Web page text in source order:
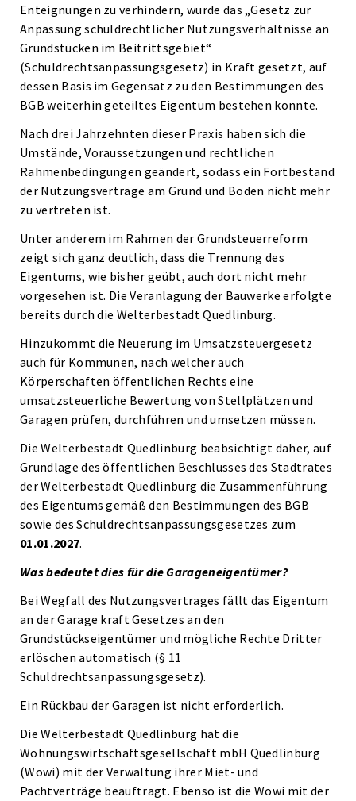
Enteignungen zu verhindern, wurde das „Gesetz zur
Anpassung schuldrechtlicher Nutzungsverhältnisse an
Grundstücken im Beitrittsgebiet“
(Schuldrechtsanpassungsgesetz) in Kraft gesetzt, auf
dessen Basis im Gegensatz zu den Bestimmungen des
BGB weiterhin geteiltes Eigentum bestehen konnte.
Nach drei Jahrzehnten dieser Praxis haben sich die
Umstände, Voraussetzungen und rechtlichen
Rahmenbedingungen geändert, sodass ein Fortbestand
der Nutzungsverträge am Grund und Boden nicht mehr
zu vertreten ist.
Unter anderem im Rahmen der Grundsteuerreform
zeigt sich ganz deutlich, dass die Trennung des
Eigentums, wie bisher geübt, auch dort nicht mehr
vorgesehen ist. Die Veranlagung der Bauwerke erfolgte
bereits durch die Welterbestadt Quedlinburg.
Hinzukommt die Neuerung im Umsatzsteuergesetz
auch für Kommunen, nach welcher auch
Körperschaften öffentlichen Rechts eine
umsatzsteuerliche Bewertung von Stellplätzen und
Garagen prüfen, durchführen und umsetzen müssen.
Die Welterbestadt Quedlinburg beabsichtigt daher, auf
Grundlage des öffentlichen Beschlusses des Stadtrates
der Welterbestadt Quedlinburg die Zusammenführung
des Eigentums gemäß den Bestimmungen des BGB
sowie des Schuldrechtsanpassungsgesetzes zum
01.01.2027.
Was bedeutet dies für die Garageneigentümer?
Bei Wegfall des Nutzungsvertrages fällt das Eigentum
an der Garage kraft Gesetzes an den
Grundstückseigentümer und mögliche Rechte Dritter
erlöschen automatisch (§ 11
Schuldrechtsanpassungsgesetz).
Ein Rückbau der Garagen ist nicht erforderlich.
Die Welterbestadt Quedlinburg hat die
Wohnungswirtschaftsgesellschaft mbH Quedlinburg
(Wowi) mit der Verwaltung ihrer Miet- und
Pachtverträge beauftragt. Ebenso ist die Wowi mit der